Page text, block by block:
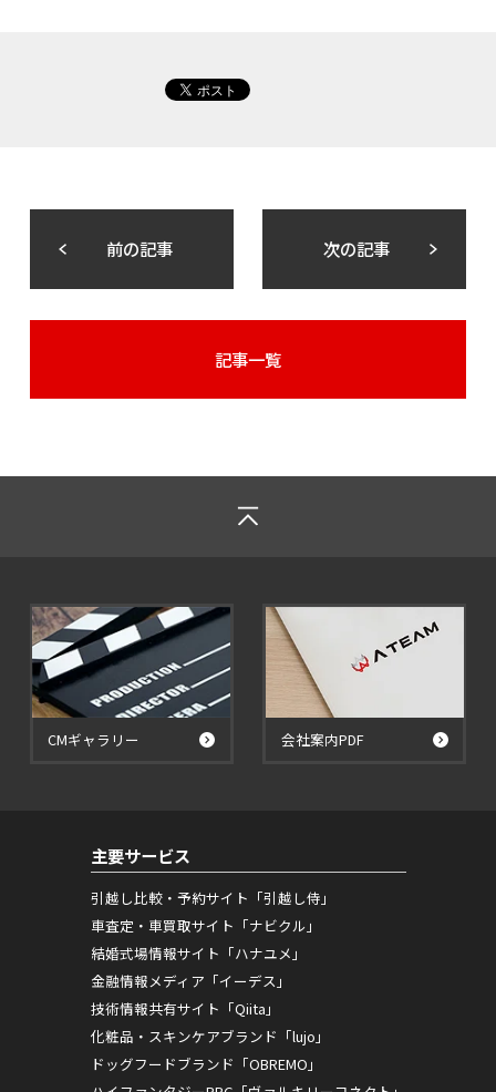
前の記事 次の記事
記事一覧
CMギャラリー 会社案内PDF
主要サービス
引越し比較・予約サイト「引越し侍」
車査定・車買取サイト「ナビクル」
結婚式場情報サイト「ハナユメ」
金融情報メディア「イーデス」
技術情報共有サイト「Qiita」
化粧品・スキンケアブランド「lujo」
ドッグフードブランド「OBREMO」